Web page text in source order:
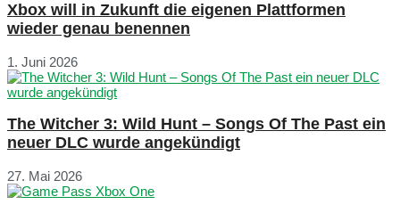
Xbox will in Zukunft die eigenen Plattformen
wieder genau benennen
1. Juni 2026
The Witcher 3: Wild Hunt – Songs Of The Past ein
neuer DLC wurde angekündigt
27. Mai 2026